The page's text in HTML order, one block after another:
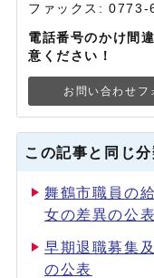
ファックス:
電話番号のかけ間
意ください！
お問い合わせフ
この記事と同じ
舞鶴市職員の
女の差異の公表
早期退職募集
の公表